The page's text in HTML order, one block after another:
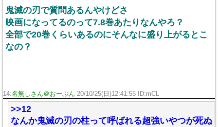
鬼滅の刃で質問あるんやけどさ
映画になってるのって7.8巻あたりなんやろ？
全部で20巻くらいあるのにそんなに盛り上がるとこ
なの？
14:名無しさん＠おーぷん 20/10/25(日)12:41:55 ID:mCL
>>12
なんか鬼滅の刃の柱って呼ばれる超強いやつが死ぬ